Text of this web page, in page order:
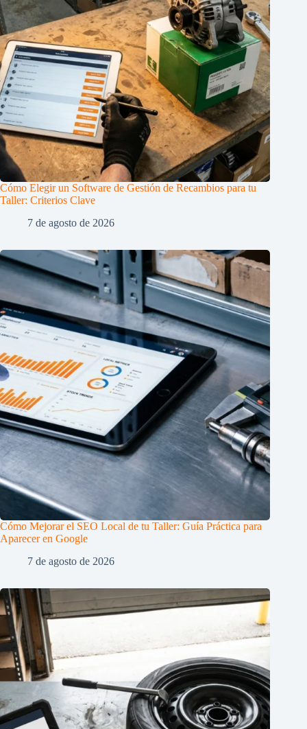
Cómo Elegir un Software de Gestión de Recambios para tu
Taller: Criterios Clave
7 de agosto de 2026
Cómo Mejorar el SEO Local de tu Taller: Guía Práctica para
Aparecer en Google
7 de agosto de 2026